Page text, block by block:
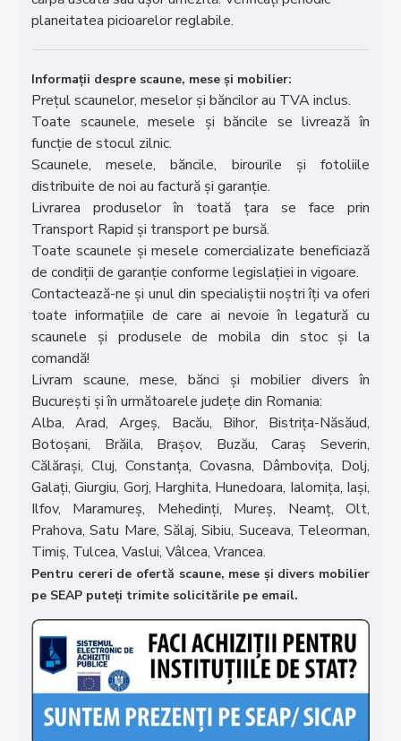
planeitatea picioarelor reglabile.
Informații despre scaune, mese și mobilier:
Prețul scaunelor, meselor și băncilor au TVA inclus.
Toate scaunele, mesele și băncile se livrează în
funcție de stocul zilnic.
Scaunele, mesele, băncile, birourile și fotoliile
distribuite de noi au factură și garanție.
Livrarea produselor în toată țara se face prin
Transport Rapid și transport pe bursă.
Toate scaunele și mesele comercializate beneficiază
de condiții de garanție conforme legislației in vigoare.
Contactează-ne și unul din specialiștii noștri îți va oferi
toate informațiile de care ai nevoie în legatură cu
scaunele și produsele de mobila din stoc și la
comandă!
Livram scaune, mese, bănci și mobilier divers în
București și în următoarele județe din Romania:
Alba, Arad, Argeș, Bacău, Bihor, Bistrița-Năsăud,
Botoșani, Brăila, Brașov, Buzău, Caraș Severin,
Călărași, Cluj, Constanța, Covasna, Dâmbovița, Dolj,
Galați, Giurgiu, Gorj, Harghita, Hunedoara, Ialomița, Iași,
Ilfov, Maramureș, Mehedinți, Mureș, Neamț, Olt,
Prahova, Satu Mare, Sălaj, Sibiu, Suceava, Teleorman,
Timiș, Tulcea, Vaslui, Vâlcea, Vrancea.
Pentru cereri de ofertă scaune, mese și divers mobilier
pe SEAP puteți trimite solicitările pe email.